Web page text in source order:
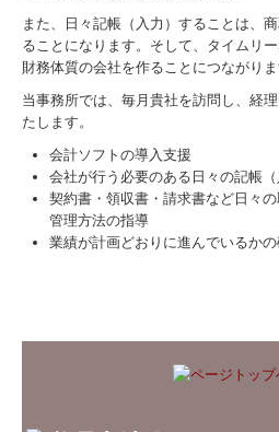
また、日々記帳（入力）することは、
ることになります。そして、タイムリ
財務体質の会社を作ることにつながりま
当事務所では、毎月貴社を訪問し、経
たします。
会計ソフトの導入支援
会社が行う必要のある日々の記帳
契約書・領収書・請求書など日々
管理方法の指導
業績が計画どおりに進んでいるか